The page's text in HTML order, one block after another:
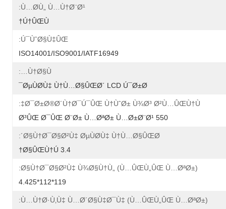
Ù…Ø­Ù„ Ù…Ù†Ø¨Ø¹:
Ú†ÛŒÙ†
Ú¯ÙˆØ§Ù‡ÛŒ:
ISO14001/ISO9001/IATF16949
Ù†Ø§Ù…:
ØµÙØ­Ù‡ Ù†Ù…Ø§ÛŒØ´ LCD Ú¯Ø±Ø¯
Ø¯Ø±Ø®Ø´Ù†Ø¯Ú¯ÛŒ Ù†ÙˆØ± Ù¾Ø³ Ø²Ù…ÛŒÙ†Ù‡:
550 Ø³ÛŒ Ø¯ÛŒ Ø¨Ø± Ù…ØªØ± Ù…Ø±Ø¨Ø¹
Ø§Ù†Ø¯Ø§Ø²Ù‡ ØµÙØ­Ù‡ Ù†Ù…Ø§ÛŒØ´:
3.4 Ø§ÛŒÙ†Ú†
Ø§Ù†Ø¯Ø§Ø²Ù‡ Ù¾Ø§Ù†Ù„ (Ù…ÛŒÙ„ÛŒ Ù…ØªØ±):
119*112*4.425
Ù…Ù†Ø·Ù‚Ù‡ Ù…Ø´Ø§Ù‡Ø¯Ù‡ (Ù…ÛŒÙ„ÛŒ Ù…ØªØ±):